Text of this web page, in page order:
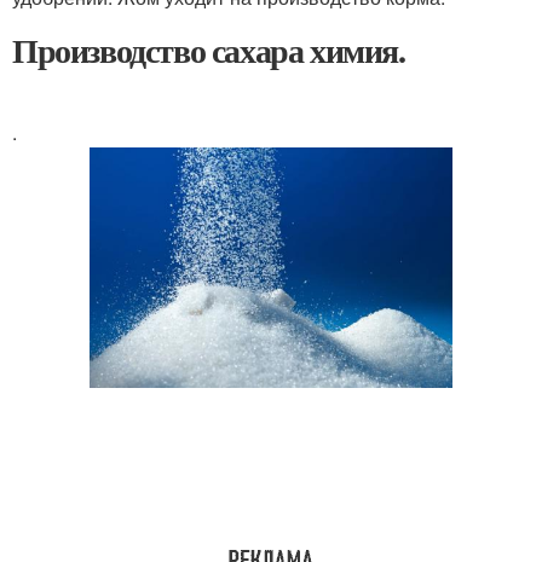
Производство сахара химия.
.